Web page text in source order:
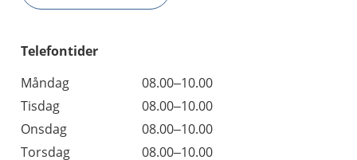
Telefontider
Måndag
08.00–10.00
Tisdag
08.00–10.00
Onsdag
08.00–10.00
Torsdag
08.00–10.00